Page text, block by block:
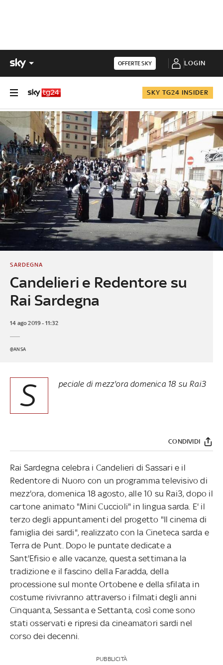
OFFERTE SKY LOGIN
SKY TG24 INSIDER
Candelieri e Redentore su
Rai Sardegna
SARDEGNA
14 ago 2019 - 11:32
@ANSA
S peciale di mezz'ora domenica 18 su Rai3
CONDIVIDI
Rai Sardegna celebra i Candelieri di Sassari e il
Redentore di Nuoro con un programma televisivo di
mezz'ora, domenica 18 agosto, alle 10 su Rai3, dopo il
cartone animato "Mini Cuccioli" in lingua sarda. E' il
terzo degli appuntamenti del progetto "Il cinema di
famiglia dei sardi", realizzato con la Cineteca sarda e
Terra de Punt. Dopo le puntate dedicate a
Sant'Efisio e alle vacanze, questa settimana la
tradizione e il fascino della Faradda, della
processione sul monte Ortobene e della sfilata in
costume rivivranno attraverso i filmati degli anni
Cinquanta, Sessanta e Settanta, così come sono
stati osservati e ripresi da cineamatori sardi nel
corso dei decenni.
PUBBLICITÀ